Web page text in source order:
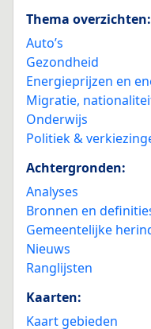
Thema overzichten:
Auto’s
Gezondheid
Energieprijzen en
Migratie,
Onderwijs
Politiek &
Achtergronden:
Analyses
Bronnen en
Gemeentelijke
Nieuws
Ranglijsten
Kaarten:
Kaart gebieden